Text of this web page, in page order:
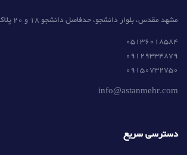
مشهد مقدس، بلوار دانشجو، حدفاصل دانشجو 18 و 20 پلاک 230
05136018584
09129334879
09150732750
info@astanmehr.com
دسترسی سریع